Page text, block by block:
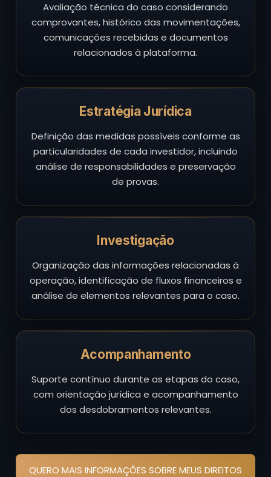
Avaliação técnica do caso considerando
comprovantes, histórico das movimentações,
comunicações recebidas e documentos
relacionados à plataforma.
Estratégia Jurídica
Definição das medidas possíveis conforme as
particularidades de cada investidor, incluindo
análise de responsabilidades e preservação
de provas.
Investigação
Organização das informações relacionadas à
operação, identificação de fluxos financeiros e
análise de elementos relevantes para o caso.
Acompanhamento
Suporte contínuo durante as etapas do caso,
com orientação jurídica e acompanhamento
dos desdobramentos relevantes.
QUERO MAIS INFORMAÇÕES SOBRE MEUS DIREITOS